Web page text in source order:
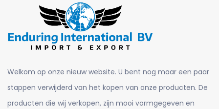
Welkom op onze nieuw website. U bent nog maar een paar
stappen verwijderd van het kopen van onze producten. De
producten die wij verkopen, zijn mooi vormgegeven en